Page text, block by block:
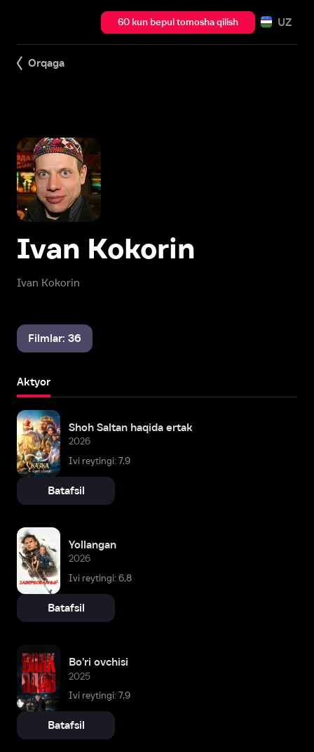
60 kun bepul tomosha qilish UZ
Orqaga
Ivan Kokorin
Ivan Kokorin
Filmlar: 36
Aktyor
Shoh Saltan haqida ertak
2026
Ivi reytingi: 7,9
Batafsil
Yollangan
2026
Ivi reytingi: 6,8
Batafsil
Bo'ri ovchisi
2025
Ivi reytingi: 7,9
Batafsil